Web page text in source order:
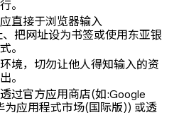
。
直接于浏览器输入
把网址设为书签或使用东亚银
。
境，切勿让他人得知输入的资
。
过官方应用商店(如:Google
为应用程式市场(国际版)) 或透